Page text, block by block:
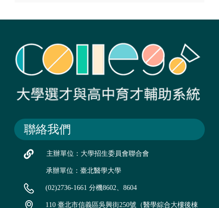
聯絡我們
主辦單位：大學招生委員會聯合會
承辦單位：臺北醫學大學
(02)2736-1661 分機8602、8604
110 臺北市信義區吳興街250號（醫學綜合大樓後棟